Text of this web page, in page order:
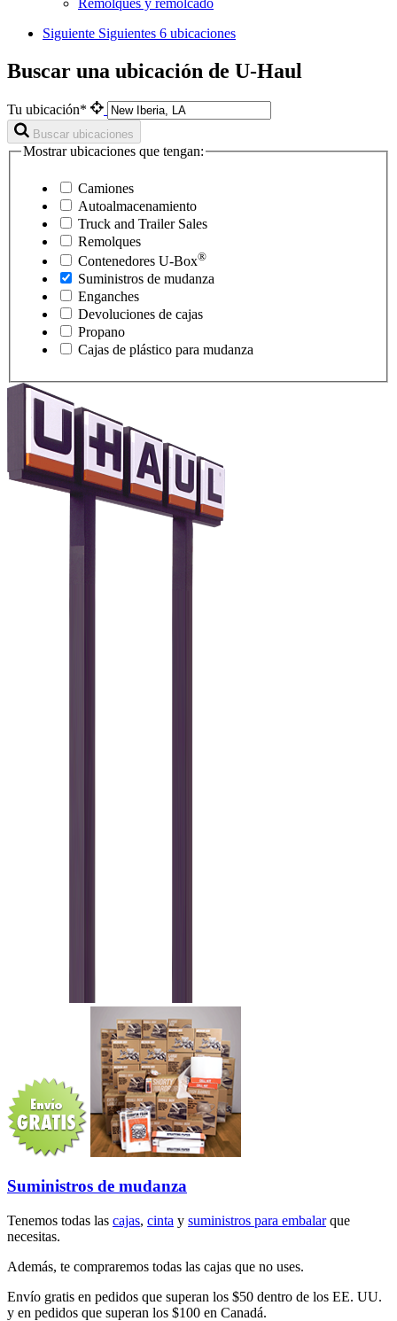
Remolques y remolcado
Siguiente Siguientes 6 ubicaciones
Buscar una ubicación de U-Haul
Tu ubicación*
Buscar ubicaciones
Mostrar ubicaciones que tengan:
Camiones
Autoalmacenamiento
Truck and Trailer Sales
Remolques
Contenedores U-Box®
Suministros de mudanza
Enganches
Devoluciones de cajas
Propano
Cajas de plástico para mudanza
Suministros de mudanza
Tenemos todas las cajas, cinta y suministros para embalarque
necesitas.
Además, te compraremos todas las cajas que no uses.
Envío gratis en pedidos que superan los $50 dentro de los EE. UU.
y en pedidos que superan los $100 en Canadá.